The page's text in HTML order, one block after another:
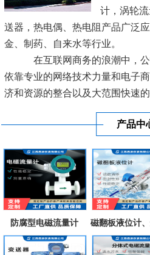
计，涡轮
送器，热电偶、热电阻产品广泛
金、制药、自来水等行业。
在互联网商务的浪潮中，公
依靠专业的网络技术力量和电子
济和资源的整合以及大范围快速
了长期稳定的商业贸易伙伴关系。
产品中
防腐型电磁流量计
磁翻板液位计
送器、磁